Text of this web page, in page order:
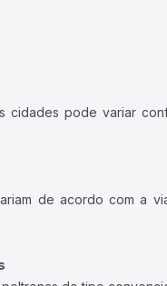
cidades pode variar
de acordo com a